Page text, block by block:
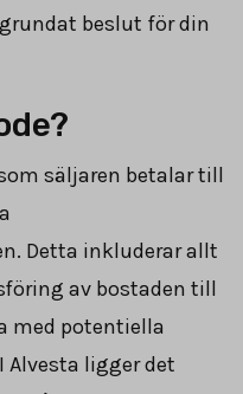
beslut för din
säljaren betalar till
Detta inkluderar allt
av bostaden till
med potentiella
Alvesta ligger det